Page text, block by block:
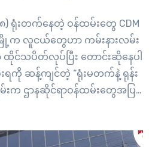
၈) ရုံးတက်နေတဲ့ ဝန်ထမ်းတွေ CDM
မြို့က လူငယ်တွေဟာ ကမ်းနားလမ်း
ထိုင်သပိတ်လုပ်ပြီး တောင်းဆိုနေပါ
ကို ဆန့်ကျင်တဲ့ “ရုံးမတက်နဲ့ ရုန်း
က ဌာနဆိုင်ရာဝန်ထမ်းတွေအပြင်
CDM…